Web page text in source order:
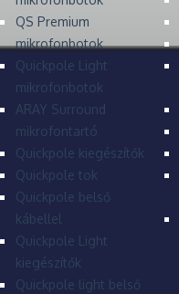
QS Premium
mikrofonbotok
Quickpole Light
mikrofonbotok
ARAY Surround
mikrofontartó
Quickpole kiegészítők
Quickpole tok
Quickpole belső
kábellel
Quickpole Light
kiegészítők
Quickpole light belső